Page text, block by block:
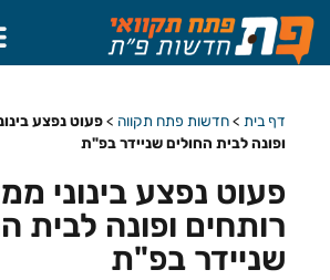
דף בית >חדשות פתח תקווה >פעוט נפצע
ופונה לבית החולים שניידר בפ"ת
פעוט נפצע בינוני
רותחים ופונה לבית
שניידר בפ"ת